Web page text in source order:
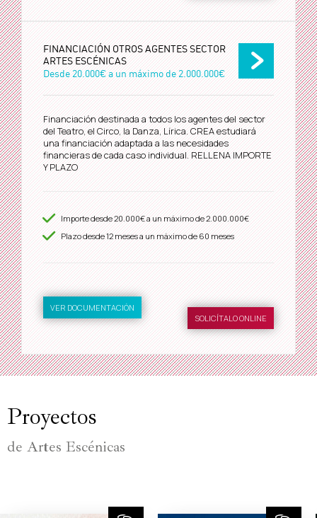
FINANCIACIÓN OTROS AGENTES SECTOR
ARTES ESCÉNICAS
Desde20.000€a un máximo de2.000.000€
Financiación destinada a todos los agentes del sector
del Teatro, el Circo, la Danza, Lírica. CREA estudiará
una financiación adaptada a las necesidades
financieras de cada caso individual. RELLENA IMPORTE
Y PLAZO
Importe desde20.000€a un máximo de2.000.000€
Plazo desde12meses a un máximo de 60 meses
VER DOCUMENTACIÓN
SOLICÍTALO ONLINE
Proyectos
de Artes Escénicas